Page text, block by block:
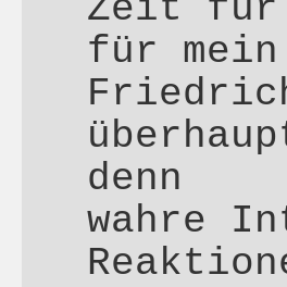
Zeit für
für
denn
wahre